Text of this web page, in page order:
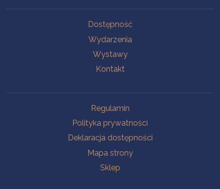
Dostępność
Wydarzenia
Wystawy
Kontakt
Regulamin
Polityka prywatności
Deklaracja dostępności
Mapa strony
Sklep